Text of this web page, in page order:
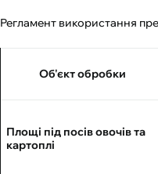
Регламент використання
Об'єкт обробки
Площі під посів овочів та
картоплі